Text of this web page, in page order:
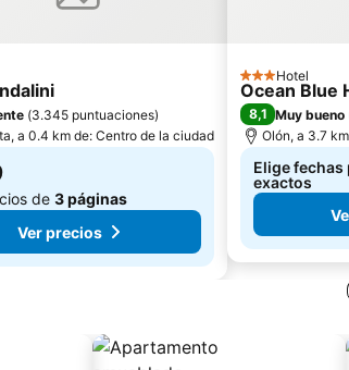
(3.345 puntuaciones)
a 0.4 km de: Centro de la ciudad
de 3 páginas
Ver precios
3 Estrellas
Hotel
Ocean Blue
8,1 Muy bueno
Olón, a 3.7
Elige
exactos